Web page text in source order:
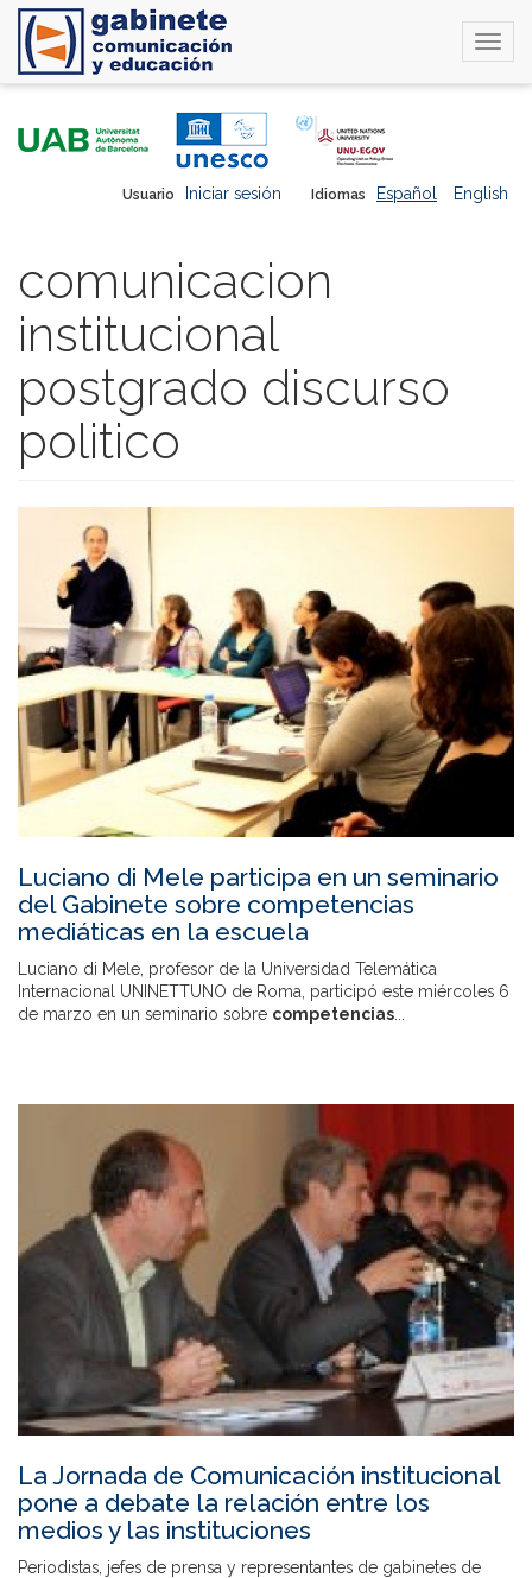
Idiomas Español English
Usuario Iniciar sesión
comunicacion
institucional
postgrado discurso
politico
Luciano di Mele participa en un seminario
del Gabinete sobre competencias
mediáticas en la escuela
Luciano di Mele, profesor de la Universidad Telemática
Internacional UNINETTUNO de Roma, participó este miércoles 6
de marzo en un seminario sobre competencias...
La Jornada de Comunicación institucional
pone a debate la relación entre los
medios y las instituciones
Periodistas, jefes de prensa y representantes de gabinetes de